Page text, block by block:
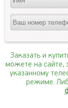
Заказать и
можете на сайте,
указанному
режиме.